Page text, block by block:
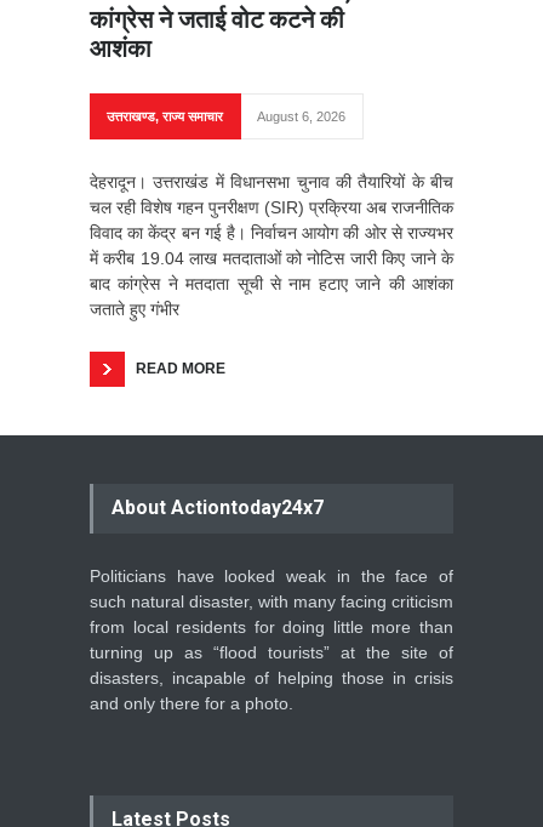
कांग्रेस ने जताई वोट कटने की
आशंका
उत्तराखण्ड,राज्य समाचार August 6, 2026
देहरादून। उत्तराखंड में विधानसभा चुनाव की तैयारियों के बीच
चल रही विशेष गहन पुनरीक्षण (SIR) प्रक्रिया अब राजनीतिक
विवाद का केंद्र बन गई है। निर्वाचन आयोग की ओर से राज्यभर
में करीब 19.04 लाख मतदाताओं को नोटिस जारी किए जाने के
बाद कांग्रेस ने मतदाता सूची से नाम हटाए जाने की आशंका
जताते हुए गंभीर
READ MORE
About Actiontoday24x7
Politicians have looked weak in the face of
such natural disaster, with many facing criticism
from local residents for doing little more than
turning up as “flood tourists” at the site of
disasters, incapable of helping those in crisis
and only there for a photo.
Latest Posts